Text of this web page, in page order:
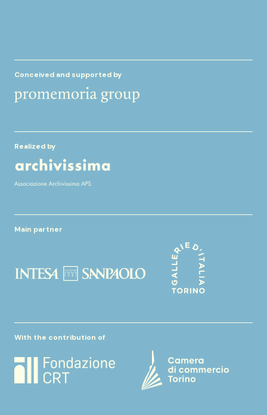
Conceived and supported by
Realized by
Main partner
With the contribution of